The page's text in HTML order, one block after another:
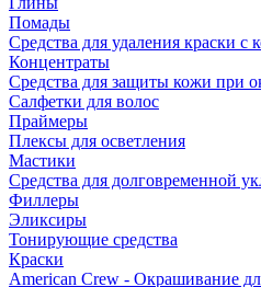
Помады
Средства для удаления краски с
Концентраты
Средства для защиты кожи при
Салфетки для волос
Праймеры
Плексы для осветления
Мастики
Средства для долговременной
Филлеры
Эликсиры
Тонирующие средства
Краски
American Crew - Окрашивание